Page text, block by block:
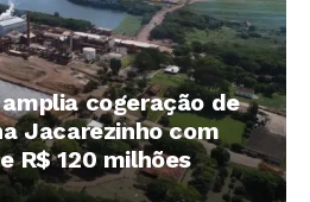
cogeração de
Jacarezinho com
R$ 120 milhões